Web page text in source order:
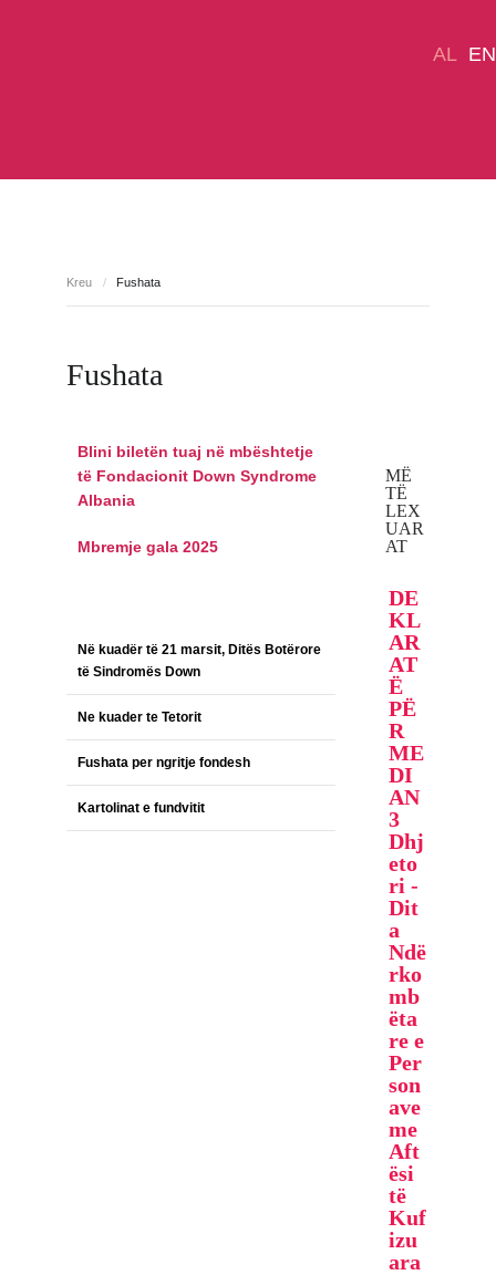
Kreu / Fushata
Fushata
Blini biletën tuaj në mbështetje
të Fondacionit Down Syndrome
Albania
Mbremje gala 2025
Në kuadër të 21 marsit, Ditës Botërore
të Sindromës Down
Ne kuader te Tetorit
Fushata per ngritje fondesh
Kartolinat e fundvitit
MË
TË
LEX
UAR
AT
DE
KL
AR
AT
Ë
PË
R
ME
DI
AN
3
Dhj
eto
ri -
Dit
a
Ndë
rko
mb
ëta
re e
Per
son
ave
me
Aft
ësi
të
Kuf
izu
ara
AL EN